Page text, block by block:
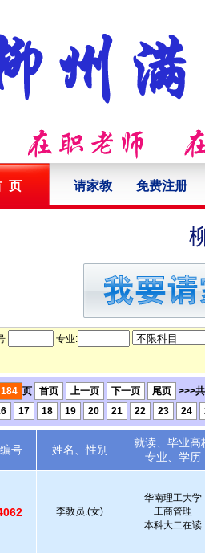
页 请家教 免费注册
专业:
184 页 首页 上一页 下一页 尾页 >>>共
17 18 19 20 21 22 23 24
号 姓名、性别
就读、毕业高
专业、学历
李教员.(女)
华南理工大学
工商管理
本科大二在读